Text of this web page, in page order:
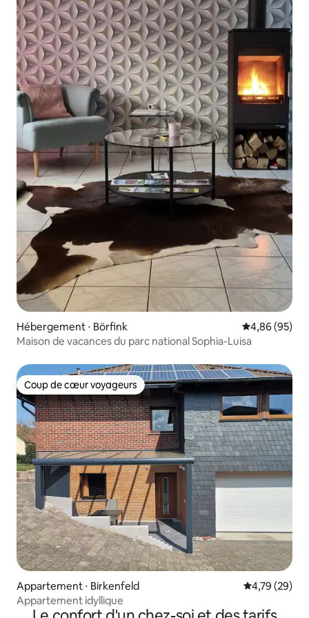
Hébergement ⋅ Börfink Évaluation
4,86 (95)
Maison de vacances du parc national Sophia-Luisa
Coup de cœur voyageurs
Coup de cœur voyageurs
Appartement ⋅ Birkenfeld Évaluation
4,79 (29)
Appartement idyllique